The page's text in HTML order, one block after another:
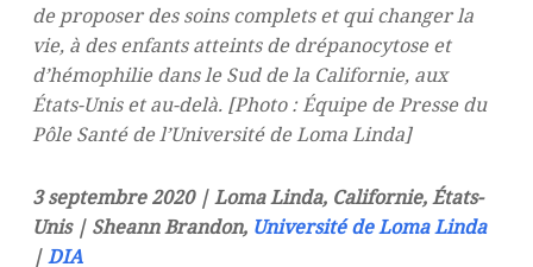
de proposer des soins complets et qui changer la
vie, à des enfants atteints de drépanocytose et
d’hémophilie dans le Sud de la Californie, aux
États-Unis et au-delà. [Photo : Équipe de Presse du
Pôle Santé de l’Université de Loma Linda]
3 septembre 2020 | Loma Linda, Californie, États-
Unis | Sheann Brandon, Université de Loma Linda
|DIA